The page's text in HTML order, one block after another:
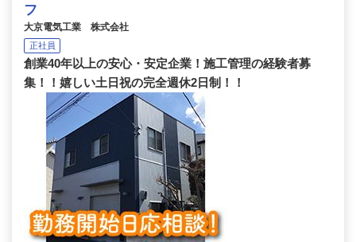
フ
大京電気工業 株式会社
正社員
創業40年以上の安心・安定企業！施工管理の経験者募
集！！嬉しい土日祝の完全週休2日制！！